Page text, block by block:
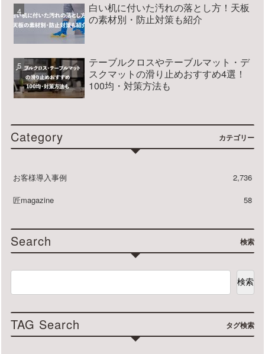
白い机に付いた汚れの落とし方！天板
の素材別・防止対策も紹介
テーブルクロスやテーブルマット・デ
スクマットの滑り止めおすすめ4選！
100均・対策方法も
Category カテゴリー
お客様導入事例
2,736
匠magazine
58
Search 検索
検索
TAG Search タグ検索